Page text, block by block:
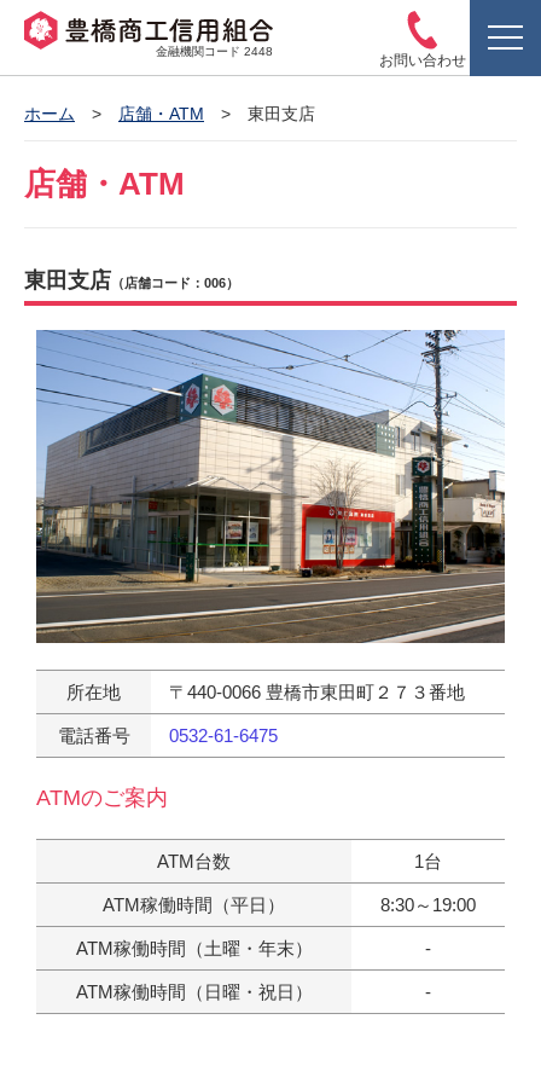
金融機関コード 2448
お問い合わせ
ホーム 店舗・ATM 東田支店
店舗・ATM
東田支店 （店舗コード：006）
所在地 〒440-0066 豊橋市東田町２７３番地
電話番号 0532-61-6475
ATMのご案内
ATM台数 1台
ATM稼働時間（平日） 8:30～19:00
ATM稼働時間（土曜・年末） ‐
ATM稼働時間（日曜・祝日） ‐